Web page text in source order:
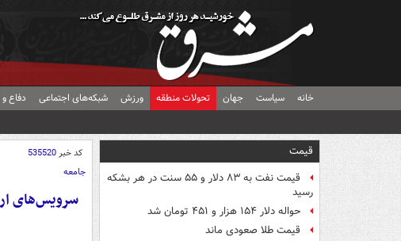
خانه سیاست جهان تحولات منطقه ورزش شبکه‌های اجتماعی دفاع
قیمت
قیمت نفت به ۸۳ دلار و ۵۵ سنت در هر بشکه
رسید
حواله دلار ۱۵۴ هزار و ۴۵۱ تومان شد
قیمت طلا صعودی ماند
کد خبر535520
جامعه